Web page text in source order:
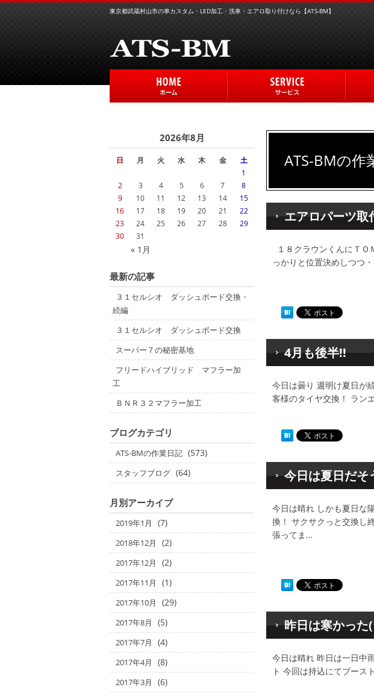
東京都武蔵村山市の車カスタム・LED加工・洗車・エアロ取り付けなら【ATS-BM】
ATS-BMの作
エアロパーツ取
１８クラウンくんにＴ
っかりと位置決めしつつ
4月も後半!!
今日は曇り 週明け夏日が
客様のタイヤ交換！ ラン
今日は夏日だそ
今日は晴れ しかも夏日な
換！ サクサクっと交換し
張ってま…
昨日は寒かった
今日は晴れ 昨日は一日中
ト 今回は持込にてブー
2026年8月
日 月 火 水 木 金 土
« 1月
1
2
3 4 5 6 7
8
9
10 11 12 13 14
15
16
17 18 19 20 21
22
23
24 25 26 27 28
29
30
31
最新の記事
３１セルシオ ダッシュボード交換・
続編
３１セルシオ ダッシュボード交換
スーパー７の秘密基地
フリードハイブリッド マフラー加
工
ＢＮＲ３２マフラー加工
ブログカテゴリ
ATS-BMの作業日記 (573)
スタッフブログ (64)
月別アーカイブ
2019年1月 (7)
2018年12月 (2)
2017年12月 (2)
2017年11月 (1)
2017年10月 (29)
2017年8月 (5)
2017年7月 (4)
2017年4月 (8)
2017年3月 (6)